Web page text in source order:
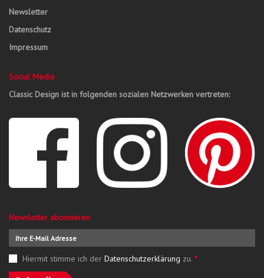
Newsletter
Datenschutz
Impressum
Social Media
Classic Design ist in folgenden sozialen Netzwerken vertreten:
Newsletter abonnieren
Hiermit stimme ich der Datenschutzerklärung zu. *